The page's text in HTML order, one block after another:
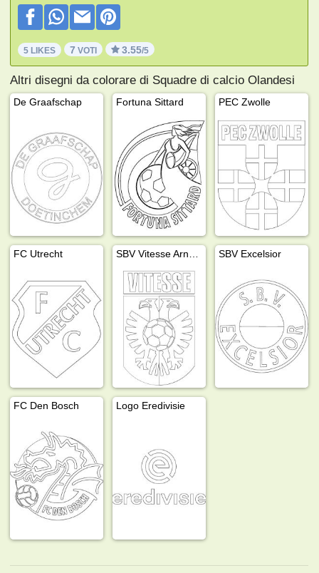
5 LIKES 7 VOTI 3.55/5
Altri disegni da colorare di Squadre di calcio Olandesi
De Graafschap Fortuna Sittard PEC Zwolle
FC Utrecht SBV Excelsior
FC Den Bosch Logo Eredivisie